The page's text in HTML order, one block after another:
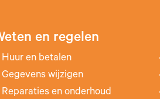
en regelen
Huur en betalen
Gegevens wijzigen
Reparaties en onderhoud